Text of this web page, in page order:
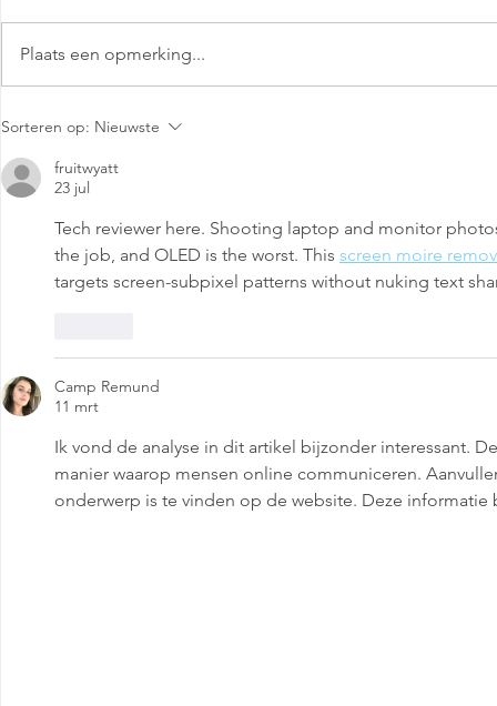
Markant Mensinge -
Plaats een opmerking...
Sorteren op: Nieuwste
fruitwyatt
23 jul
Tech reviewer here. Shooting laptop and monitor
the job, and OLED is the worst. This screen moire
targets screen-subpixel patterns without nuking text
Camp Remund
11 mrt
Ik vond de analyse in dit artikel bijzonder interessant.
manier waarop mensen online communiceren.
onderwerp is te vinden op de website. Deze